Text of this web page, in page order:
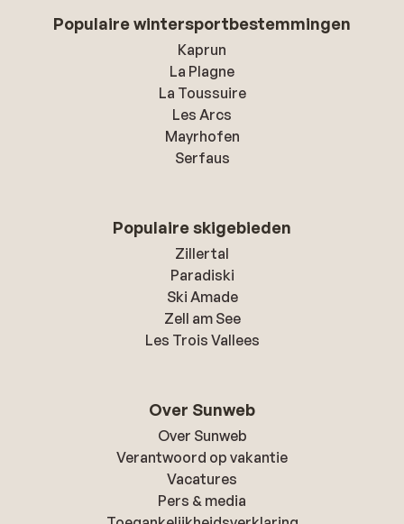
Populaire wintersportbestemmingen
Kaprun
La Plagne
La Toussuire
Les Arcs
Mayrhofen
Serfaus
Populaire skigebieden
Zillertal
Paradiski
Ski Amade
Zell am See
Les Trois Vallees
Over Sunweb
Over Sunweb
Verantwoord op vakantie
Vacatures
Pers & media